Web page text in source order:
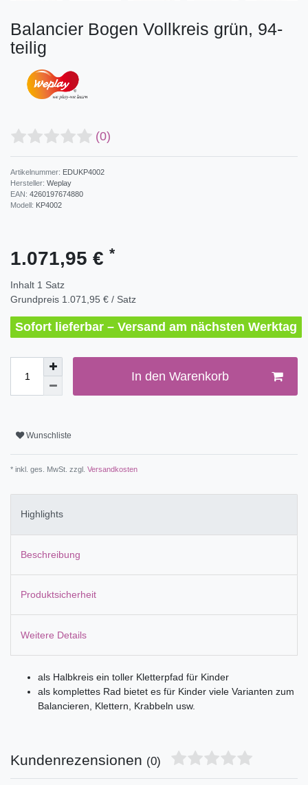
Balancier Bogen Vollkreis grün, 94-
teilig
(0)
Artikelnummer: EDUKP4002
Hersteller: Weplay
EAN: 4260197674880
Modell: KP4002
1.071,95 € *
Inhalt 1 Satz
Grundpreis 1.071,95 € / Satz
Sofort lieferbar – Versand am nächsten Werktag
In den Warenkorb
Wunschliste
* inkl. ges. MwSt. zzgl. Versandkosten
Highlights
Beschreibung
Produktsicherheit
Weitere Details
als Halbkreis ein toller Kletterpfad für Kinder
als komplettes Rad bietet es für Kinder viele Varianten zum
Balancieren, Klettern, Krabbeln usw.
Kundenrezensionen (0)